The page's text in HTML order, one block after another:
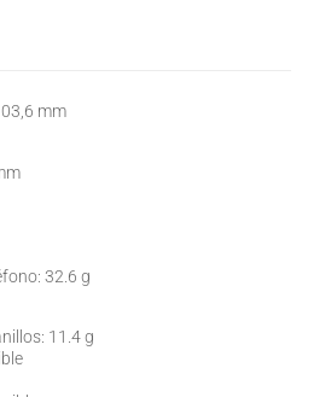
mm
32.6 g
11.4 g